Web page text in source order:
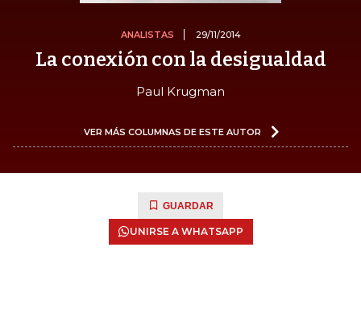
ANALISTAS 29/11/2014
La conexión con la desigualdad
Paul Krugman
VER MÁS COLUMNAS DE ESTE AUTOR
GUARDAR
UNIRSE A WHATSAPP